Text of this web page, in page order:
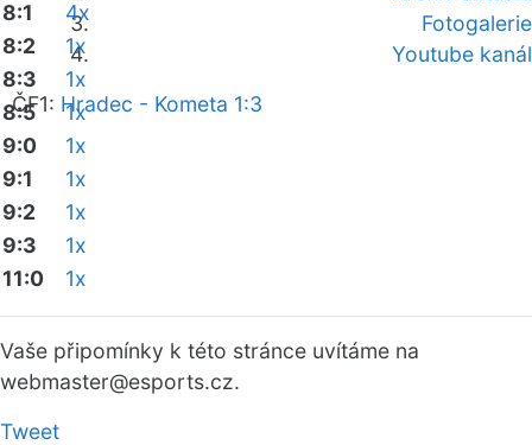
Fotogalerie
Youtube kanál
ČF1: Hradec - Kometa 1:3
8:1
4x
8:2
1x
8:3
1x
8:5
1x
9:0
1x
9:1
1x
9:2
1x
9:3
1x
11:0
1x
Vaše připomínky k této stránce uvítáme na
webmaster@esports.cz.
Tweet